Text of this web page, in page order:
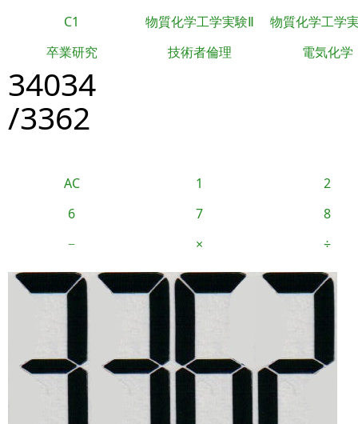
C1 物質化学工学実験Ⅱ
物質化学工学
卒業研究
技術者倫理 電気化学
34034
/3362
AC 1
2
6
7
8
−
× ÷